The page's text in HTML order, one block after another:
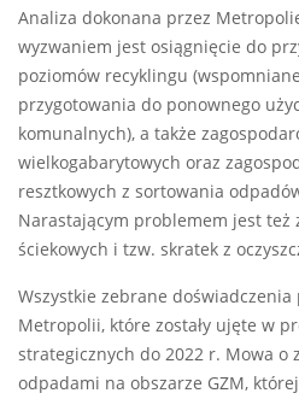
Analiza dokonana przez
wyzwaniem jest osiągnięcie do
poziomów recyklingu
przygotowania do ponownego
komunalnych), a także
wielkogabarytowych oraz
resztkowych z sortowania
Narastającym problemem jest też
ściekowych i tzw. skratek z
Wszystkie zebrane doświadczenia
Metropolii, które zostały ujęte w
strategicznych do 2022 r. Mowa o
odpadami na obszarze GZM,